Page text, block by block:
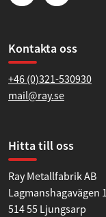
Kontakta oss
+46 (0)321-530930
mail@ray.se
Hitta till oss
Ray Metallfabrik AB
Lagmanshagavägen 1
514 55 Ljungsarp